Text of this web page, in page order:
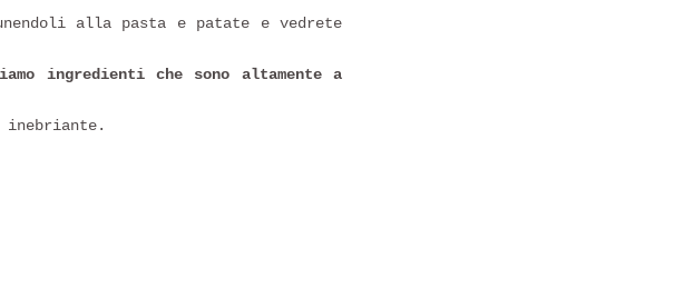
alla pasta e patate e vedrete
ingredienti che sono altamente a